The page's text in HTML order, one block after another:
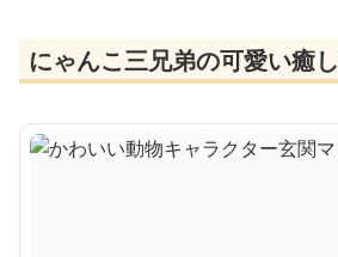
にゃんこ三兄弟の可愛い癒